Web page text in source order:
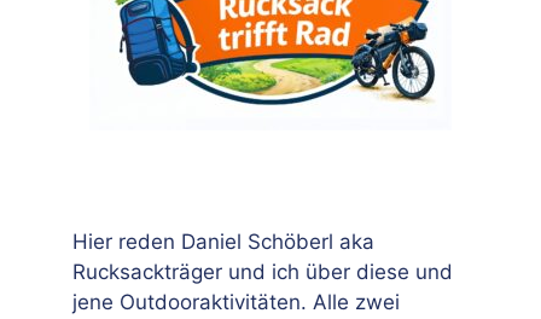
Hier reden Daniel Schöberl aka
Rucksackträger und ich über diese und
jene Outdooraktivitäten. Alle zwei